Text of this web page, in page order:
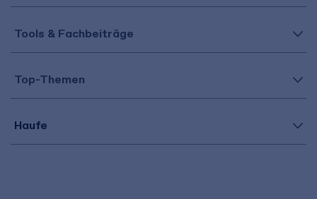
Tools & Fachbeiträge
Top-Themen
Haufe